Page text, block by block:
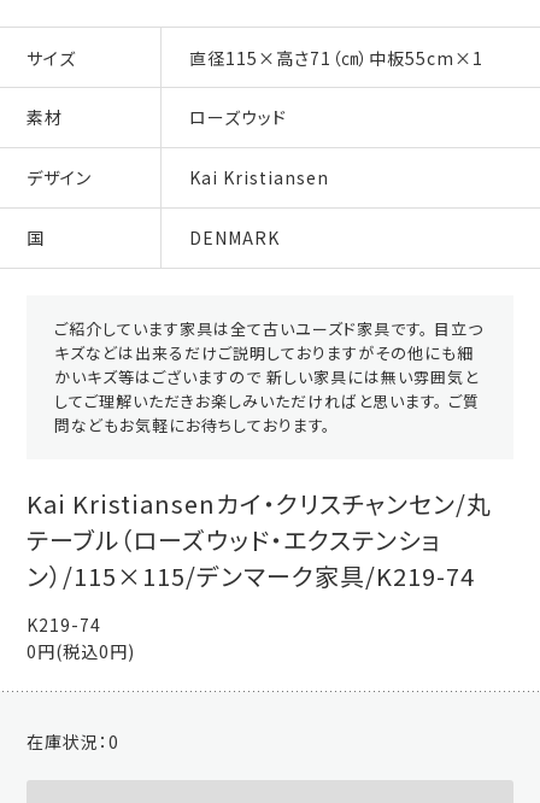
サイズ 直径115×高さ71（㎝）中板55cm×1
素材 ローズウッド
デザイン Kai Kristiansen
国 DENMARK
ご紹介しています家具は全て古いユーズド家具です。 目立つ
キズなどは出来るだけご説明しておりますがその他にも細
かいキズ等はございますので 新しい家具には無い雰囲気と
してご理解いただきお楽しみいただければと思います。 ご質
問などもお気軽にお待ちしております。
Kai Kristiansenカイ・クリスチャンセン/丸
テーブル（ローズウッド・エクステンショ
ン）/115×115/デンマーク家具/K219-74
K219-74
0円(税込0円)
在庫状況：0